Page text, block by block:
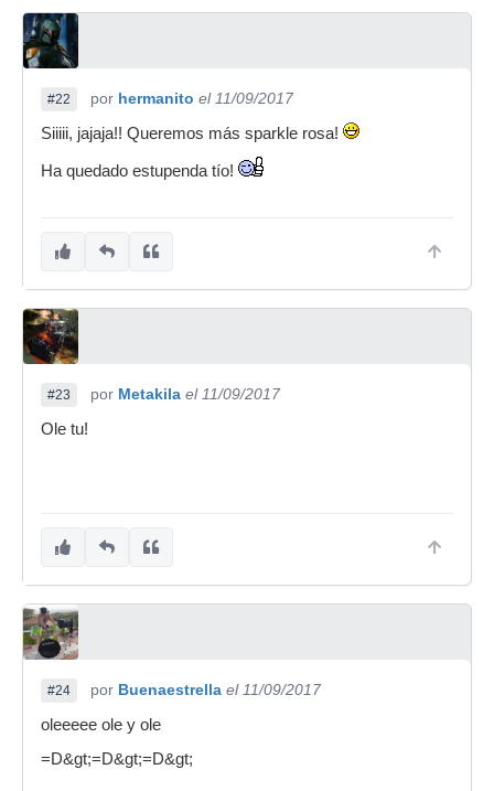
#22 por hermanito el 11/09/2017
Siiiii, jajaja!! Queremos más sparkle rosa!
Ha quedado estupenda tío!
#23 por Metakila el 11/09/2017
Ole tu!
#24 por Buenaestrella el 11/09/2017
oleeeee ole y ole
=D&gt;=D&gt;=D&gt;